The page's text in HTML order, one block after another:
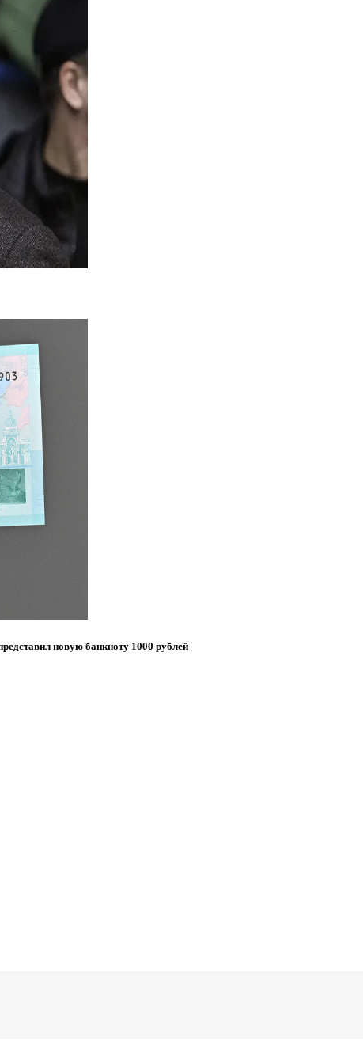
новую банкноту 1000 рублей